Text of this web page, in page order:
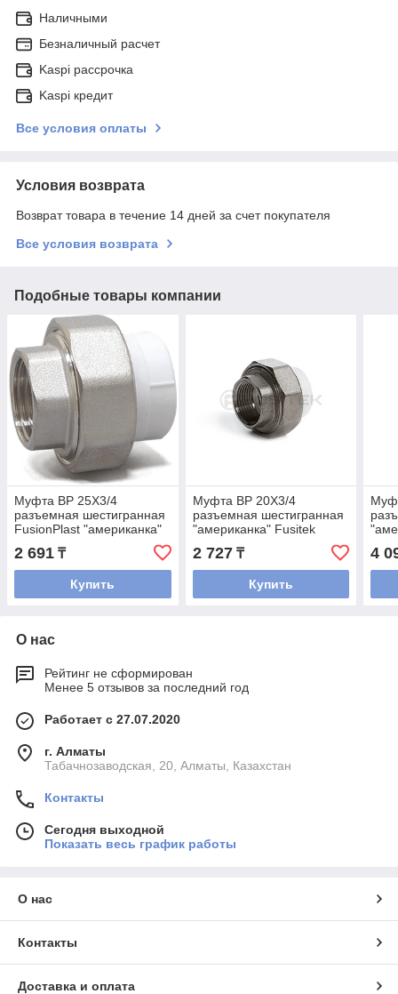
Наличными
Безналичный расчет
Kaspi рассрочка
Kaspi кредит
Все условия оплаты
Условия возврата
Возврат товара в течение 14 дней за счет покупателя
Все условия возврата
Подобные товары компании
Муфта ВР 25Х3/4
разъемная шестигранная
FusionPlast "американка"
2 691 ₸
Купить
Муфта ВР 20Х3/4
разъемная шестигранная
"американка" Fusitek
2 727₸
Купить
4
О нас
Рейтинг не сформирован
Менее 5 отзывов за последний год
Работает с 27.07.2020
г. Алматы
Табачнозаводская, 20, Алматы, Казахстан
Контакты
Сегодня выходной
Показать весь график работы
О нас
Контакты
Доставка и оплата